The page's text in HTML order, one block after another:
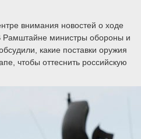
внимания новостей о ходе
Рамштайне министры обороны и
какие поставки оружия
чтобы оттеснить российскую